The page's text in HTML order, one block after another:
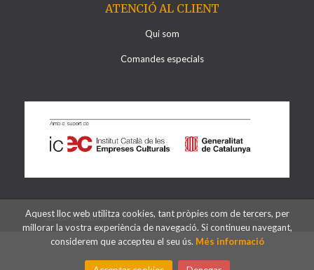
ATENCIÓ AL CLIENT
Qui som
Comandes especials
2026 ©Llibreria Al·lots. Tots els Drets Reservats
Aquest lloc web utilitza cookies, tant pròpies com de tercers, per
millorar la vostra experiència de navegació. Si continueu navegant,
considerem que accepteu el seu ús. Més informació